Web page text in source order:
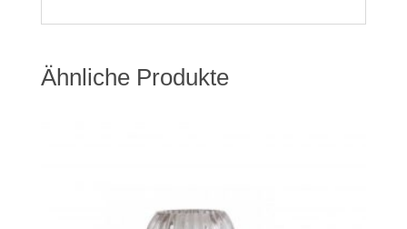
Ähnliche Produkte